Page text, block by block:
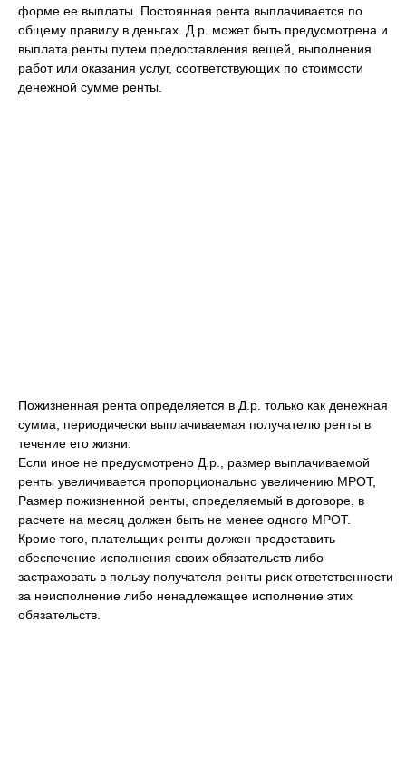
форме ее выплаты. Постоянная рента выплачивается по
общему правилу в деньгах. Д.р. может быть предусмотрена и
выплата ренты путем предоставления вещей, выполнения
работ или оказания услуг, соответствующих по стоимости
денежной сумме ренты.
Пожизненная рента определяется в Д.р. только как денежная
сумма, периодически выплачиваемая получателю ренты в
течение его жизни.
Если иное не предусмотрено Д.р., размер выплачиваемой
ренты увеличивается пропорционально увеличению МРОТ,
Размер пожизненной ренты, определяемый в договоре, в
расчете на месяц должен быть не менее одного МРОТ.
Кроме того, плательщик ренты должен предоставить
обеспечение исполнения своих обязательств либо
застраховать в пользу получателя ренты риск ответственности
за неисполнение либо ненадлежащее исполнение этих
обязательств.